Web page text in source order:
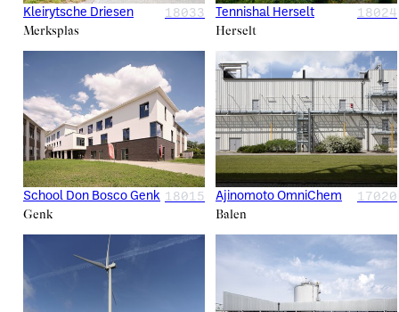
Kleirytsche Driesen
18033
Merksplas
Tennishal Herselt
18024
Herselt
School Don Bosco Genk 18015
Genk
Ajinomoto OmniChem
17020
Balen